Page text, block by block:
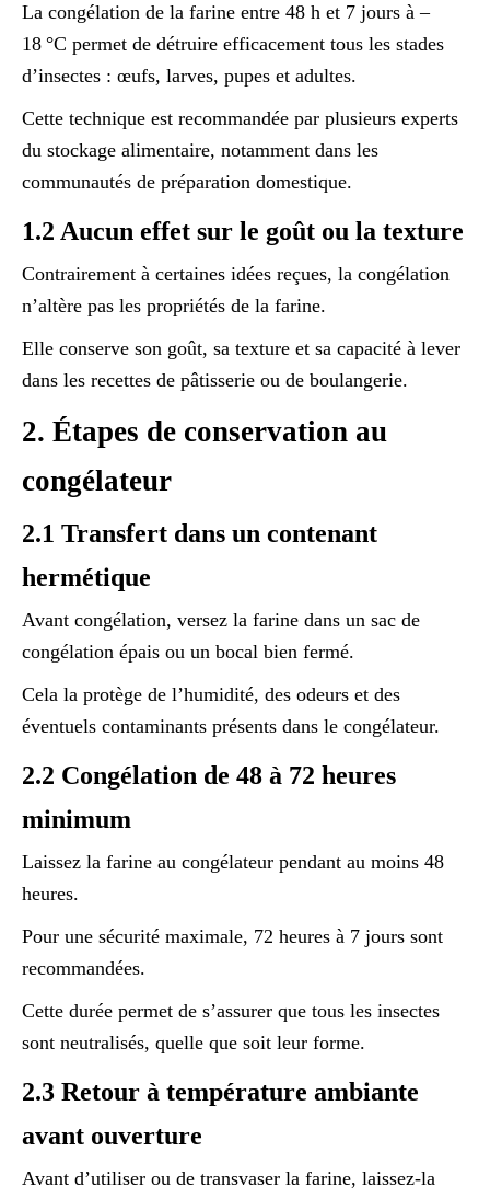
La congélation de la farine entre 48 h et 7 jours à –
18 °C permet de détruire efficacement tous les stades
d’insectes : œufs, larves, pupes et adultes.
Cette technique est recommandée par plusieurs experts
du stockage alimentaire, notamment dans les
communautés de préparation domestique.
1.2 Aucun effet sur le goût ou la texture
Contrairement à certaines idées reçues, la congélation
n’altère pas les propriétés de la farine.
Elle conserve son goût, sa texture et sa capacité à lever
dans les recettes de pâtisserie ou de boulangerie.
2. Étapes de conservation au
congélateur
2.1 Transfert dans un contenant
hermétique
Avant congélation, versez la farine dans un sac de
congélation épais ou un bocal bien fermé.
Cela la protège de l’humidité, des odeurs et des
éventuels contaminants présents dans le congélateur.
2.2 Congélation de 48 à 72 heures
minimum
Laissez la farine au congélateur pendant au moins 48
heures.
Pour une sécurité maximale, 72 heures à 7 jours sont
recommandées.
Cette durée permet de s’assurer que tous les insectes
sont neutralisés, quelle que soit leur forme.
2.3 Retour à température ambiante
avant ouverture
Avant d’utiliser ou de transvaser la farine, laissez-la